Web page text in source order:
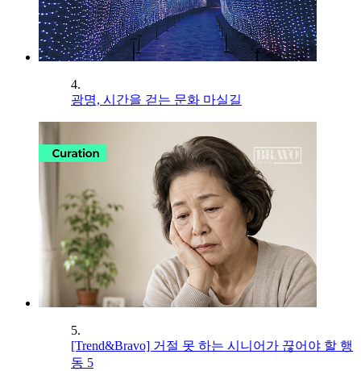
4.
광명, 시간을 걷는 문화 마실길
5.
[Trend&Bravo] 거절 못 하는 시니어가 끊어야 할 행
동 5